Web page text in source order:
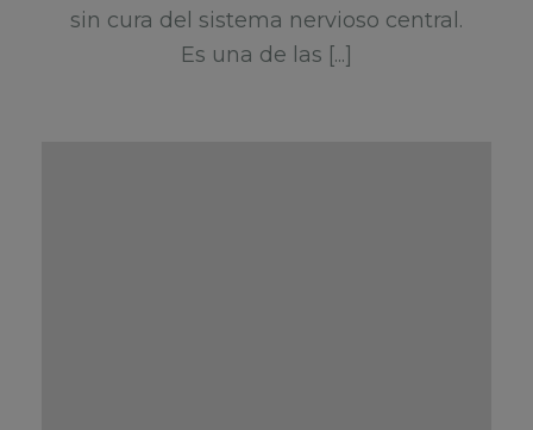
sin cura del sistema nervioso central.
Es una de las [...]